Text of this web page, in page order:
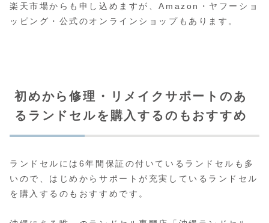
楽天市場からも申し込めますが、Amazon・ヤフーショ
ッピング・公式のオンラインショップもあります。
初めから修理・リメイクサポートのあ
るランドセルを購入するのもおすすめ
ランドセルには6年間保証の付いているランドセルも多
いので、はじめからサポートが充実しているランドセル
を購入するのもおすすめです。